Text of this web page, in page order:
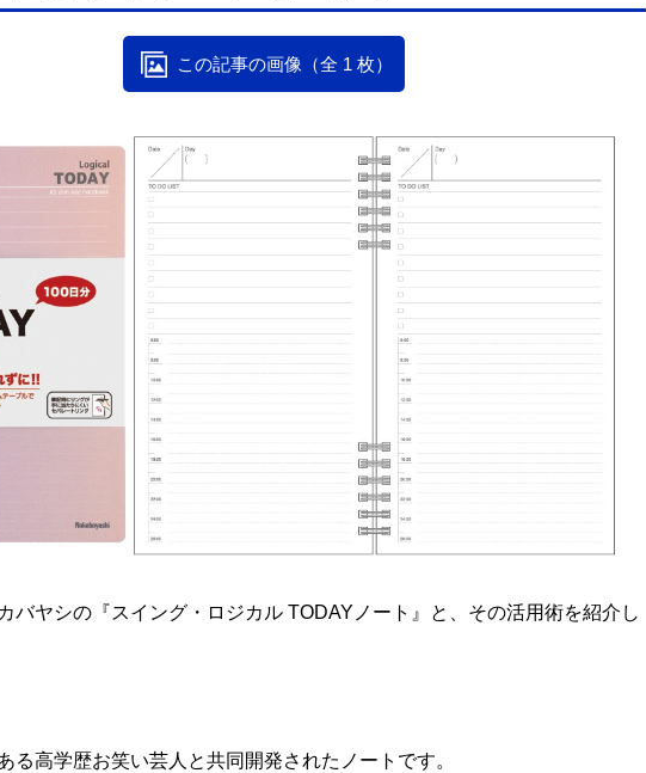
この記事の画像（全 1 枚）
バヤシの『スイング・ロジカル TODAYノート』と、その活用術を紹介し
る高学歴お笑い芸人と共同開発されたノートです。